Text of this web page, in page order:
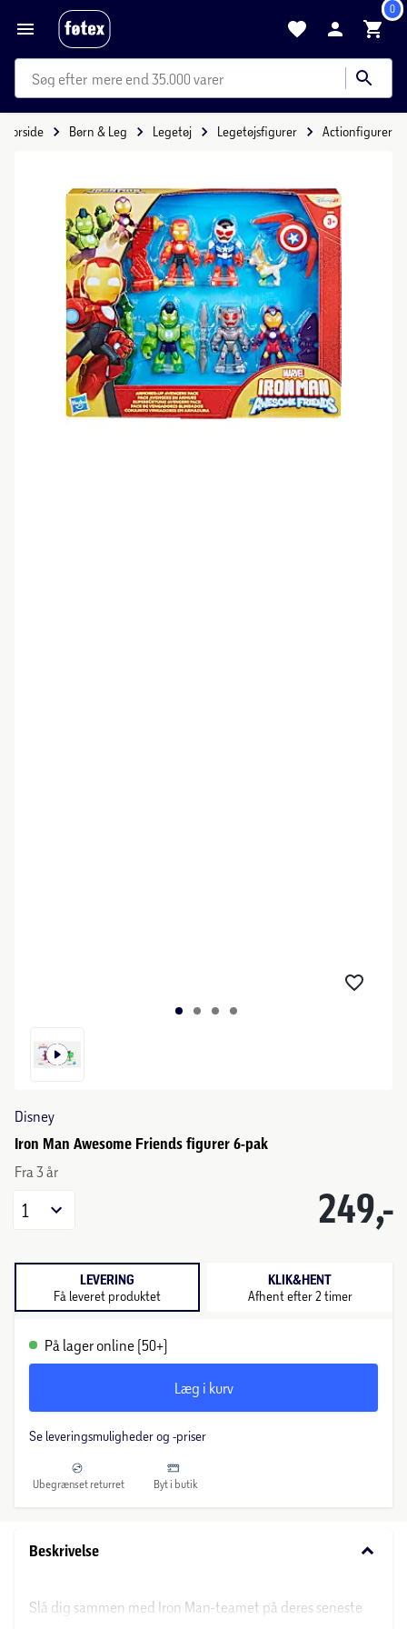
0
mere end 35.000 varer
Forside Børn & Leg Legetøj Legetøjsfigurer Actionfigurer
Disney
Iron Man Awesome Friends figurer 6-pak
Fra 3 år
249,-
1
LEVERING
Få leveret produktet
KLIK&HENT
Afhent efter 2 timer
På lager online (50+)
Læg i kurv
Se leveringsmuligheder og -priser
Ubegrænset returret Byt i butik
Beskrivelse keyboard_arrow_down
Slå dig sammen med Iron Man-teamet på deres seneste